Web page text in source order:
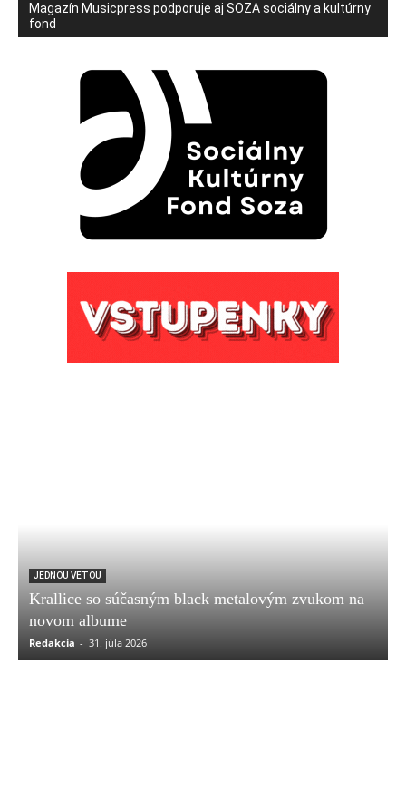
Magazín Musicpress podporuje aj SOZA sociálny a kultúrny
fond
JEDNOU VETOU
Krallice so súčasným black metalovým zvukom na
novom albume
Redakcia - 31. júla 2026